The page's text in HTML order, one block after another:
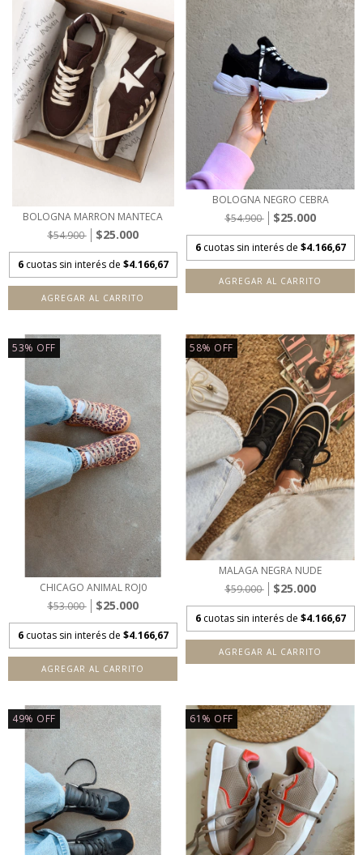
BOLOGNA MARRON MANTECA
$54.900
$25.000
6 cuotas sin interés de $4.166,67
AGREGAR AL CARRITO
BOLOGNA NEGRO CEBRA
$54.900
$25.000
6 cuotas sin interés de $4.166,67
AGREGAR AL CARRITO
53% OFF
CHICAGO ANIMAL ROJ0
$53.000
$25.000
6 cuotas sin interés de $4.166,67
AGREGAR AL CARRITO
58% OFF
MALAGA NEGRA NUDE
$59.000
$25.000
6 cuotas sin interés de $4.166,67
AGREGAR AL CARRITO
49% OFF 61 % OFF